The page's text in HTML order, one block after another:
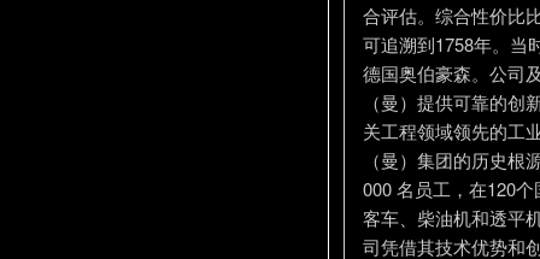
合评估。综合性价比
可追溯到1758年。当
德国奥伯豪森。公司
（曼）提供可靠的
关工程领域领先的工
（曼）集团的历史
000 名员工，在120
客车、柴油机和透平
司凭借其技术优势和